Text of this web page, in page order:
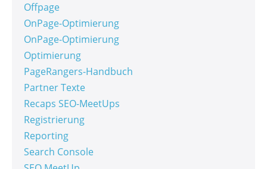
Offpage
OnPage-Optimierung
OnPage-Optimierung
Optimierung
PageRangers-Handbuch
Partner Texte
Recaps SEO-MeetUps
Registrierung
Reporting
Search Console